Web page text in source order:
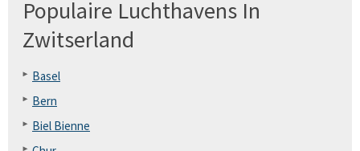
Populaire Luchthavens In
Zwitserland
Basel
Bern
Biel Bienne